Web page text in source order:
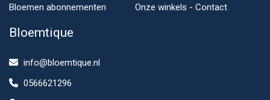
Bloemen abonnementen Onze winkels - Contact
Bloemtique
info@bloemtique.nl
0566621296